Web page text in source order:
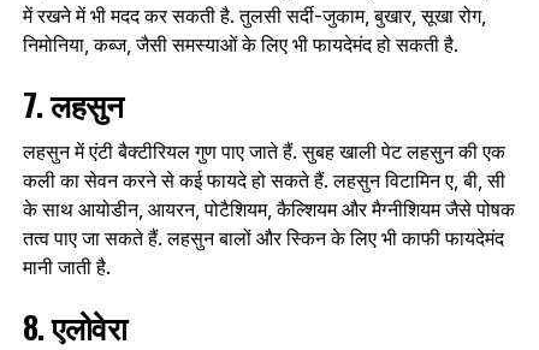
में रखने में भी मदद कर सकती है. तुलसी सर्दी-जुकाम, बुखार, सूखा रोग,
निमोनिया, कब्ज, जैसी समस्याओं के लिए भी फायदेमंद हो सकती है.
7. लहसुन
लहसुन में एंटी बैक्टीरियल गुण पाए जाते हैं. सुबह खाली पेट लहसुन की एक
कली का सेवन करने से कई फायदे हो सकते हैं. लहसुन विटामिन ए, बी, सी
के साथ आयोडीन, आयरन, पोटैशियम, कैल्शियम और मैग्नीशियम जैसे पोषक
तत्व पाए जा सकते हैं. लहसुन बालों और स्किन के लिए भी काफी फायदेमंद
मानी जाती है.
8. एलोवेरा